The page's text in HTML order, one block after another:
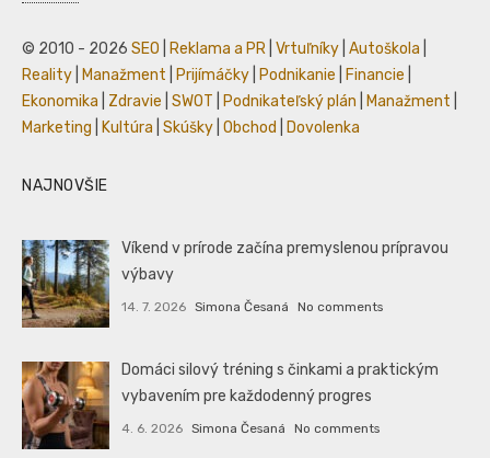
© 2010 - 2026 SEO Reklama a PR Vrtuľníky Autoškola
Reality
Manažment Prijímáčky Podnikanie Financie
Ekonomika
Zdravie SWOT Podnikateľský plán Manažment
Marketing
Kultúra Skúšky Obchod Dovolenka
NAJNOVŠIE
Víkend v prírode začína premyslenou prípravou
výbavy
14. 7. 2026 Simona Česaná No comments
Domáci silový tréning s činkami a praktickým
vybavením pre každodenný progres
4. 6. 2026 Simona Česaná No comments